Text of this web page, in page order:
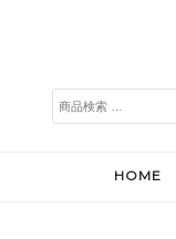
検
索
HOME